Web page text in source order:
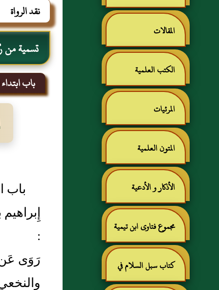
المقالات
الكتب العلمية
المرئيات
المتون العلمية
الأذكار و الأدعية
مجموع فتاوى ابن تيمية
كتاب سبل السلام في
نقد الرواة
تسمية من
باب
باب
:
رَوَى